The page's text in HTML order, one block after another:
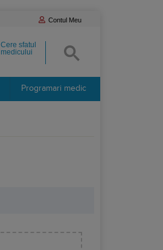
Contul Meu
Cere sfatul
medicului
Programari medic